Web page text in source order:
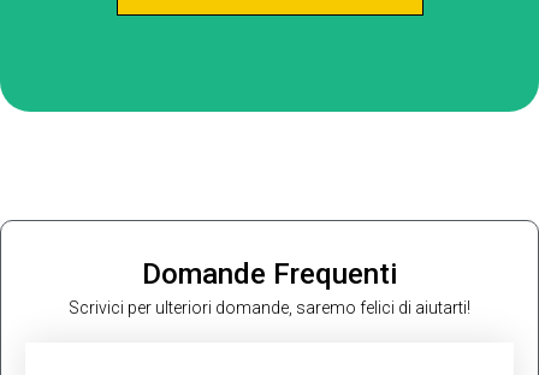
Domande Frequenti
Scrivici per ulteriori domande, saremo felici di aiutarti!